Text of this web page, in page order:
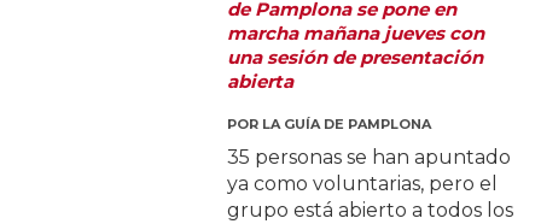
de Pamplona se pone en
marcha mañana jueves con
una sesión de presentación
abierta
POR LA GUÍA DE PAMPLONA
35 personas se han apuntado
ya como voluntarias, pero el
grupo está abierto a todos los